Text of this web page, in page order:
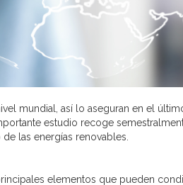
mundial, así lo aseguran en el
estudio recoge
las energías renovables.
elementos que pueden